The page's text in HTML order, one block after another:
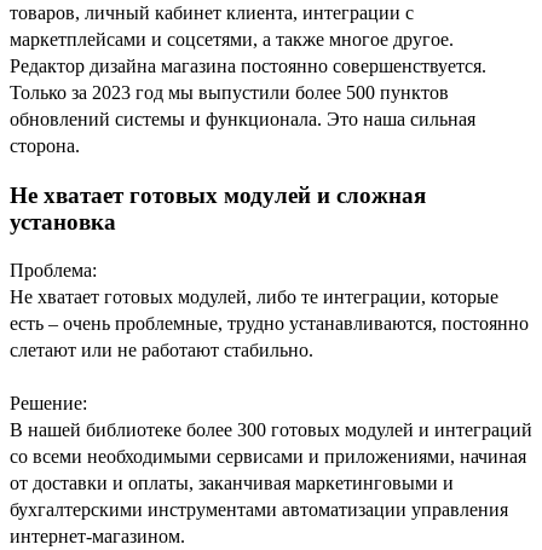
товаров, личный кабинет клиента, интеграции с
маркетплейсами и соцсетями, а также многое другое.
Редактор дизайна магазина постоянно совершенствуется.
Только за 2023 год мы выпустили более 500 пунктов
обновлений системы и функционала. Это наша сильная
сторона.
Не хватает готовых модулей и сложная
установка
Проблема:
Не хватает готовых модулей, либо те интеграции, которые
есть – очень проблемные, трудно устанавливаются, постоянно
слетают или не работают стабильно.
Решение:
В нашей библиотеке более 300 готовых модулей и интеграций
со всеми необходимыми сервисами и приложениями, начиная
от доставки и оплаты, заканчивая маркетинговыми и
бухгалтерскими инструментами автоматизации управления
интернет-магазином.